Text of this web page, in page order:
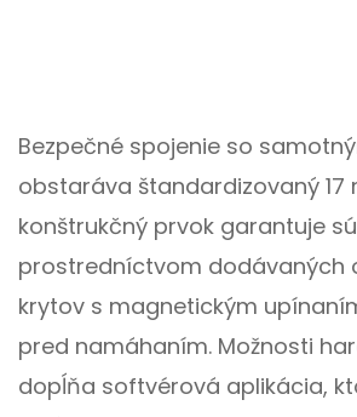
Bezpečné spojenie so
obstaráva štandardizovaný 17
konštrukčný prvok garantuje
prostredníctvom dodávaných
krytov s magnetickým
pred namáhaním. Možnosti
dopĺňa softvérová aplikácia,